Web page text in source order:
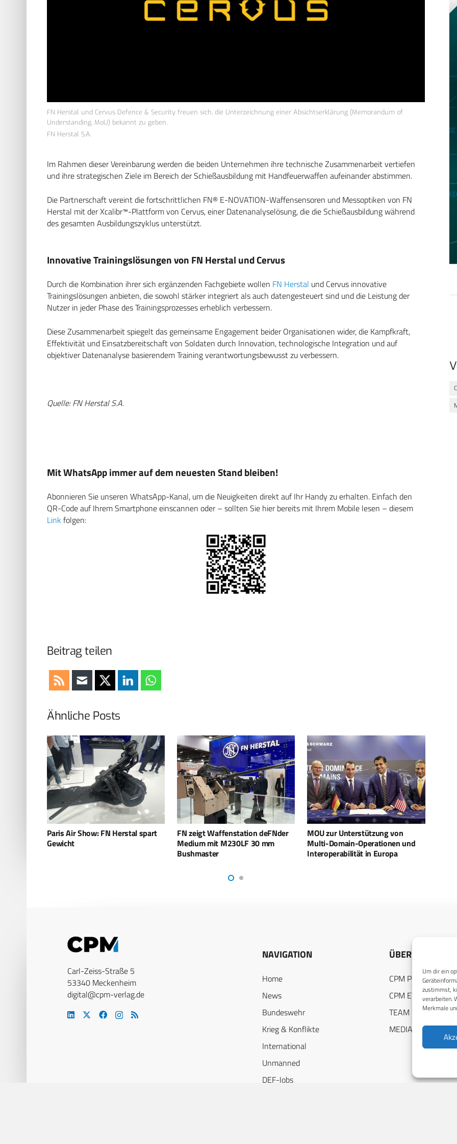
Um dir ein
zustimmst,
verarbeiten.
Merkmale
FN Herstal und Cervus Defence & Security freuen sich, die Unterzeichnung einer Absichtserklärung (Memorandum of
Understanding, MoU) bekannt zu geben.
FN Herstal S.A.
Im Rahmen dieser Vereinbarung werden die beiden Unternehmen ihre technische Zusammenarbeit vertiefen
und ihre strategischen Ziele im Bereich der Schießausbildung mit Handfeuerwaffen aufeinander abstimmen.
Die Partnerschaft vereint die fortschrittlichen FN® E-NOVATION-Waffensensoren und Messoptiken von FN
Herstal mit der Xcalibr™-Plattform von Cervus, einer Datenanalyselösung, die die Schießausbildung während
des gesamten Ausbildungszyklus unterstützt.
Innovative Trainingslösungen von FN Herstal und Cervus
Durch die Kombination ihrer sich ergänzenden Fachgebiete wollen FN Herstal und Cervus innovative
Trainingslösungen anbieten, die sowohl stärker integriert als auch datengesteuert sind und die Leistung der
Nutzer in jeder Phase des Trainingsprozesses erheblich verbessern.
Diese Zusammenarbeit spiegelt das gemeinsame Engagement beider Organisationen wider, die Kampfkraft,
Effektivität und Einsatzbereitschaft von Soldaten durch Innovation, technologische Integration und auf
objektiver Datenanalyse basierendem Training verantwortungsbewusst zu verbessern.
Quelle: FN Herstal S.A.
Mit WhatsApp immer auf dem neuesten Stand bleiben!
Abonnieren Sie unseren WhatsApp-Kanal, um die Neuigkeiten direkt auf Ihr Handy zu erhalten. Einfach den
QR-Code auf Ihrem Smartphone einscannen oder – sollten Sie hier bereits mit Ihrem Mobile lesen – diesem
Link folgen:
Beitrag teilen
Ähnliche Posts
FN zeigt Waffenstation deFNder
Medium mit M230LF 30 mm
MOU zur Unterstützung von
Multi-Domain-Operationen und
Interoperabilität in Europa
FN EVOLYS wird ergonomisch
angepasst
Carl-Zeiss-Straße 5
53340 Meckenheim
digital@cpm-verlag.de
NAVIGATION
Home
News
Bundeswehr
Krieg & Konflikte
International
Unmanned
DEF-Jobs
ÜBER UNS
CPM
CPM EVENTS
TEAM
MEDIADATEN